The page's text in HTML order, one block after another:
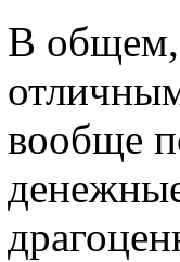
В общем,
вообще